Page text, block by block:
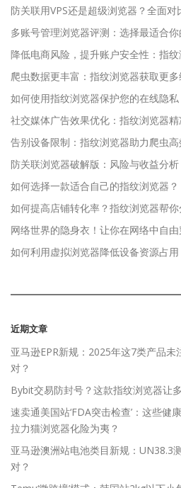
防关联用VPS还是超级浏览器？全面对
多账号管理浏览器评测：选择最适合你
降低电商风险，提升账户安全性：指
爬虫数据更丰富：指纹浏览器获取更
如何使用指纹浏览器保护您的在线隐私
社交媒体广告效果优化：指纹浏览器
告别设备限制：指纹浏览器助力爬虫
防关联浏览器破解版：风险与收益分析
如何选择一款适合自己的指纹浏览器？
如何提高店铺转化率？指纹浏览器帮
网络世界的隐身衣！让你在网络中自由
如何利用虚拟浏览器降低设备资源占用
近期文章
亚马逊EPR新规：2025年这7类产品
对？
Bybit交易防封号？这款指纹浏览器让
速卖通美国站‘FDA突击检查’：这些健
拉力猫浏览器化险为夷？
亚马逊澳洲站电池类目新规：UN38.3
对？